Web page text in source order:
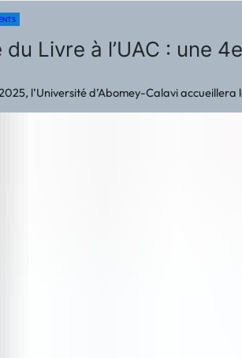
du Livre à l’UAC : une
2025, l’Université d’Abomey-Calavi